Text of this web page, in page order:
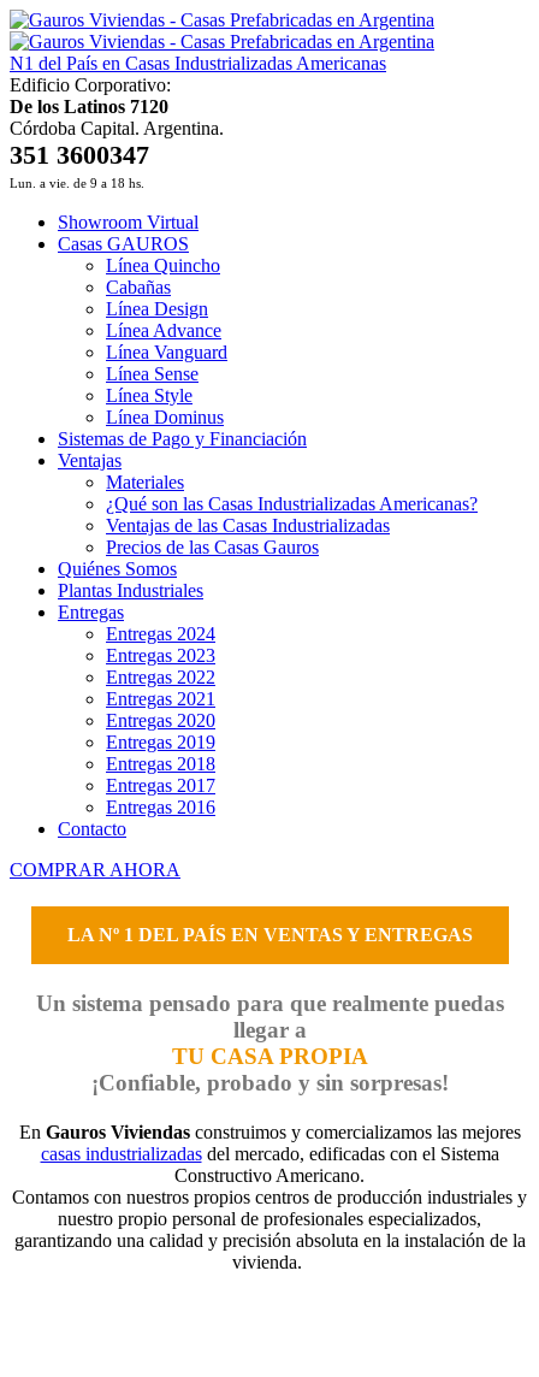
N1 del País en Casas Industrializadas Americanas
Edificio Corporativo:
De los Latinos 7120
Córdoba Capital. Argentina.
351 3600347
Lun. a vie. de 9 a 18 hs.
Showroom Virtual
Casas GAUROS
Línea Quincho
Cabañas
Línea Design
Línea Advance
Línea Vanguard
Línea Sense
Línea Style
Línea Dominus
Sistemas de Pago y Financiación
Ventajas
Materiales
¿Qué son las Casas Industrializadas Americanas?
Ventajas de las Casas Industrializadas
Precios de las Casas Gauros
Quiénes Somos
Plantas Industriales
Entregas
Entregas 2024
Entregas 2023
Entregas 2022
Entregas 2021
Entregas 2020
Entregas 2019
Entregas 2018
Entregas 2017
Entregas 2016
Contacto
COMPRAR AHORA
LA Nº 1 DEL PAÍS EN VENTAS Y ENTREGAS
Un sistema pensado para que realmente puedas
llegar a
TU CASA PROPIA
¡Confiable, probado y sin sorpresas!
En Gauros Viviendasconstruimos y comercializamos las mejores
casas industrializadasdel mercado, edificadas con el Sistema
Constructivo Americano.
Contamos con nuestros propios centros de producción industriales y
nuestro propio personal de profesionales especializados,
garantizando una calidad y precisión absoluta en la instalación de la
vivienda.